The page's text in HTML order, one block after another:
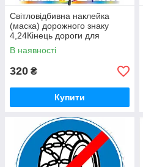
Світловідбивна наклейка
(маска) дорожного знаку
4,24Кінець дороги для
суміщеного руху легкових
автомобілів та велосипедів
В наявності
320 ₴
Купити